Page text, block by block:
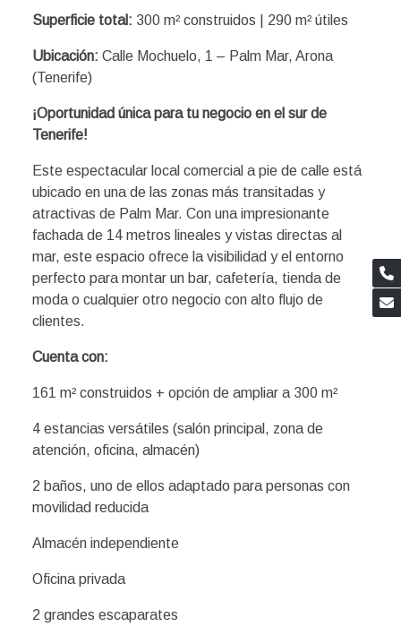
Superficie total: 300 m² construidos | 290 m² útiles
Ubicación: Calle Mochuelo, 1 – Palm Mar, Arona
(Tenerife)
¡Oportunidad única para tu negocio en el sur de
Tenerife!
Este espectacular local comercial a pie de calle está
ubicado en una de las zonas más transitadas y
atractivas de Palm Mar. Con una impresionante
fachada de 14 metros lineales y vistas directas al
mar, este espacio ofrece la visibilidad y el entorno
perfecto para montar un bar, cafetería, tienda de
moda o cualquier otro negocio con alto flujo de
clientes.
Cuenta con:
161 m² construidos + opción de ampliar a 300 m²
4 estancias versátiles (salón principal, zona de
atención, oficina, almacén)
2 baños, uno de ellos adaptado para personas con
movilidad reducida
Almacén independiente
Oficina privada
2 grandes escaparates